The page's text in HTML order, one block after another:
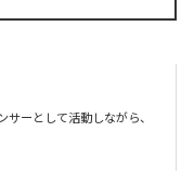
ーとして活動しながら、